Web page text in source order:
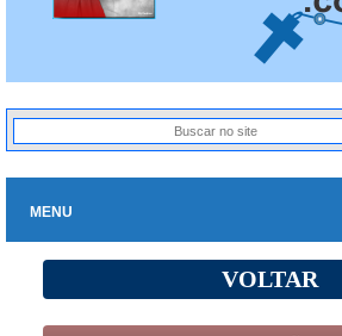
MENU
VOLTAR